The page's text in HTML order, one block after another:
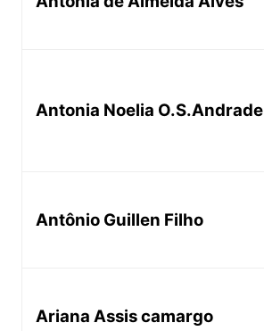
Antonia Noelia O.S.Andrade
Antônio Guillen Filho
Ariana Assis camargo